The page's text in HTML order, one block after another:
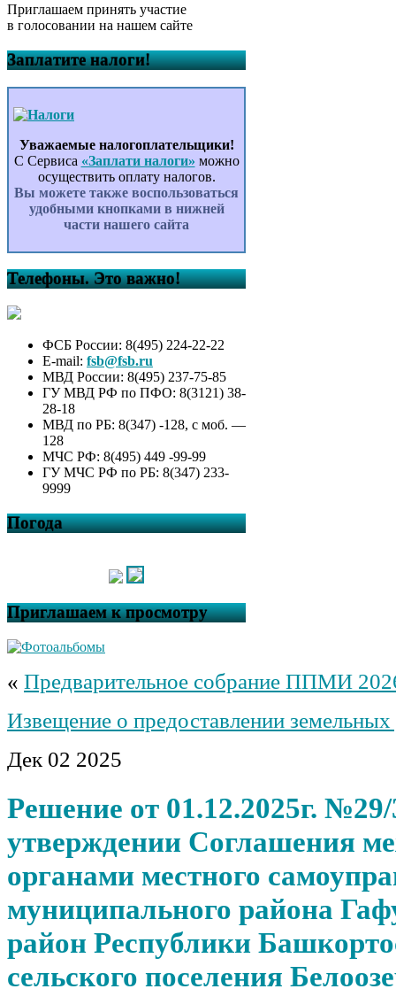
Приглашаем принять участие
в голосовании на нашем сайте
Заплатите налоги!
Уважаемые налогоплательщики!
С Сервиса «Заплати налоги» можно
осуществить оплату налогов.
Вы можете также воспользоваться
удобными кнопками в нижней
части нашего сайта
Телефоны. Это важно!
ФСБ России: 8(495) 224-22-22
E-mail: fsb@fsb.ru
МВД России: 8(495) 237-75-85
ГУ МВД РФ по ПФО: 8(3121) 38-
28-18
МВД по РБ: 8(347) -128, с моб. —
128
МЧС РФ: 8(495) 449 -99-99
ГУ МЧС РФ по РБ: 8(347) 233-
9999
Погода
Приглашаем к просмотру
« Предварительное собрание ППМИ
Извещение о предоставлении земельных
Дек 02 2025
Решение от 01.12.2025г.
утверждении Соглашения
органами местного
муниципального района
район Республики
сельского поселения